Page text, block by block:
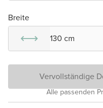
Breite
130 cm
Vervollständige
Alle passenden